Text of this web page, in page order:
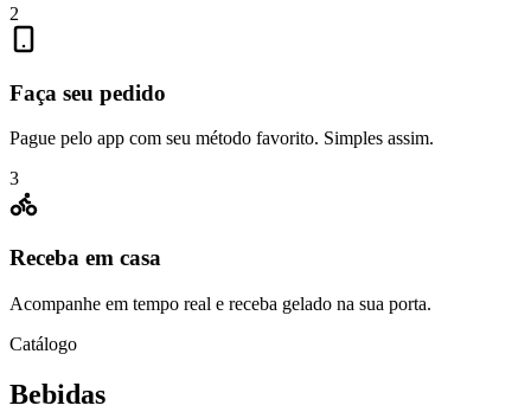
2
Faça seu pedido
Pague pelo app com seu método favorito. Simples assim.
3
Receba em casa
Acompanhe em tempo real e receba gelado na sua porta.
Catálogo
Bebidas